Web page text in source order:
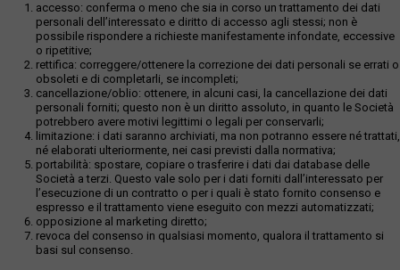
accesso: conferma o meno che sia in corso un trattamento dei dati
personali dell’interessato e diritto di accesso agli stessi; non è
possibile rispondere a richieste manifestamente infondate, eccessive
o ripetitive;
rettifica: correggere/ottenere la correzione dei dati personali se errati o
obsoleti e di completarli, se incompleti;
cancellazione/oblio: ottenere, in alcuni casi, la cancellazione dei dati
personali forniti; questo non è un diritto assoluto, in quanto le Società
potrebbero avere motivi legittimi o legali per conservarli;
limitazione: i dati saranno archiviati, ma non potranno essere né trattati,
né elaborati ulteriormente, nei casi previsti dalla normativa;
portabilità: spostare, copiare o trasferire i dati dai database delle
Società a terzi. Questo vale solo per i dati forniti dall’interessato per
l’esecuzione di un contratto o per i quali è stato fornito consenso e
espresso e il trattamento viene eseguito con mezzi automatizzati;
opposizione al marketing diretto;
revoca del consenso in qualsiasi momento, qualora il trattamento si
basi sul consenso.